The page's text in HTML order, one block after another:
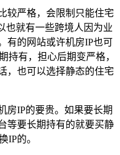
较严格，会限制只能住宅
也就有一些跨境人因为业
有的网站或许机房IP也可
持有，担心后期变严格，
，也可以选择静态的住宅
房IP的要贵。如果要长期
等要长期持有的就要买静
IP的。